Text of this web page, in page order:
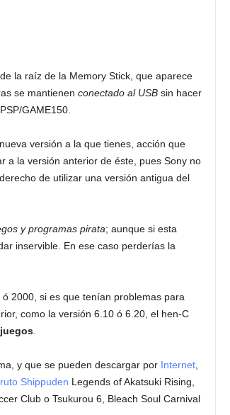
la raíz de la Memory Stick, que aparece
se mantienen conectado al USBsin hacer
GAME150.
versión a la que tienes, acción que
a la versión anterior de éste, pues Sony no
de utilizar una versión antigua del
y programas pirata; aunque si esta
inservible. En ese caso perderías la
2000, si es que tenían problemas para
como la versión 6.10 ó 6.20, el hen-C
.
y que se pueden descargar por Internet,
Shippuden Legends of Akatsuki Rising,
Club o Tsukurou 6, Bleach Soul Carnival